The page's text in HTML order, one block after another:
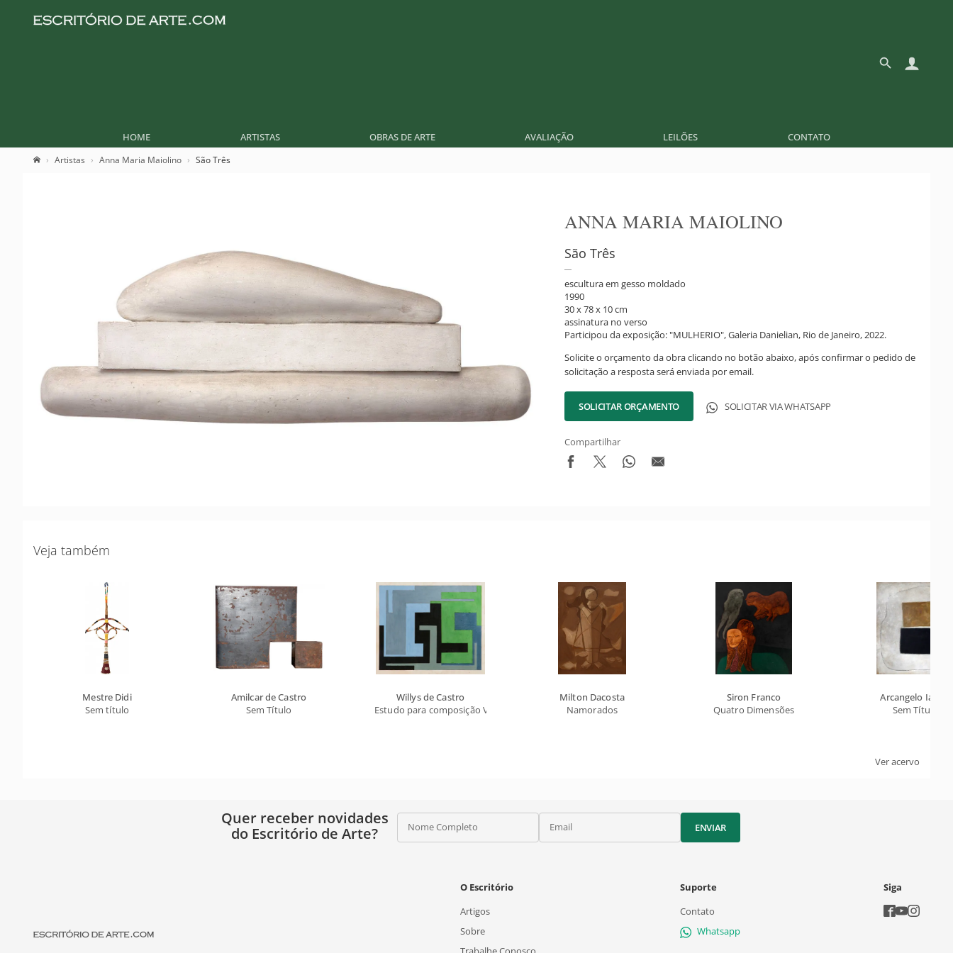
HOME ARTISTAS OBRAS DE ARTE AVALIAÇÃO LEILÕES CONTATO
Artistas Anna Maria Maiolino São Três
ANNA MARIA MAIOLINO
São Três
escultura em gesso moldado
1990
30 x 78 x 10 cm
assinatura no verso
Participou da exposição: "MULHERIO", Galeria Danielian, Rio de Janeiro, 2022.
Solicite o orçamento da obra clicando no botão abaixo, após confirmar o pedido de
solicitação a resposta será enviada por email.
SOLICITAR ORÇAMENTO SOLICITAR VIA WHATSAPP
Compartilhar
Veja também
Mestre Didi
Sem título
Amilcar de Castro
Sem Título
Willys de Castro
Estudo para composição VI: distribuição rítmica sobre um sistema modulado
Milton Dacosta
Namorados
Siron Franco
Quatro Dimensões
Arcangelo Ianelli
Sem Título
Ver acervo
Quer receber novidades
do Escritório de Arte?
Nome Completo Email ENVIAR
O Escritório
Artigos
Sobre
Suporte
Contato
Whatsapp
Siga